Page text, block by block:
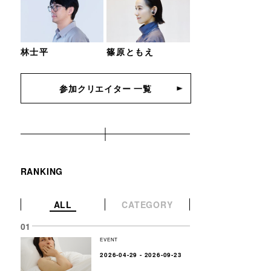
林士平 篠原ともえ
参加クリエイター 一覧
RANKING
ALL CATEGORY
EVENT
2026-04-29 - 2026-09-23